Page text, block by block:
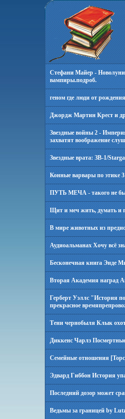
Стефани Майер -
вампиры.подроб.
геном где люди от
Джордж Мартин Крест и
Звездные войны 2 -
захватят воображение
Звездные врата: ЗВ-1/
Конные варвары по этике
ПУТЬ МЕЧА - такого не
Щит и меч жить, думать и
В мире животных из
Аудиоальманах Хочу всё
Бесконечная книга Энде
Вторая Академия наград
Герберт Уэллс "История
прекрасное
Тени чернобыля Клык
Диккенс Чарлз
Семейные отношения
Эдвард Гиббон История
Последний дозор может
Ведьмы за границей by